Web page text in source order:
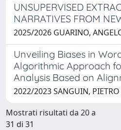
UNSUPERVISED
NARRATIVES FROM
2025/2026 GUARINO,
Unveiling Biases in
Algorithmic Approach
Analysis Based on
2022/2023 SANGUIN,
Mostrati risultati da 20 a
31 di 31